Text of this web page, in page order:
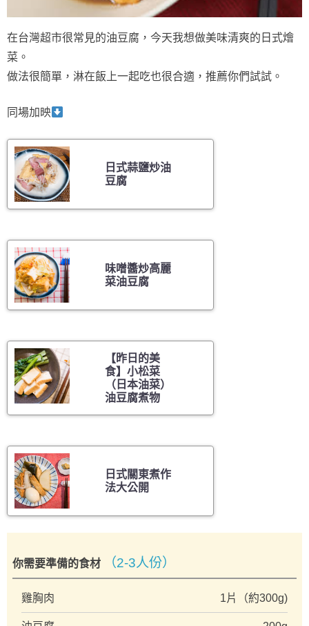
在台灣超市很常見的油豆腐，今天我想做美味清爽的日式燴
菜。
做法很簡單，淋在飯上一起吃也很合適，推薦你們試試。
同場加映
日式蒜鹽炒油
豆腐
味噌醬炒高麗
菜油豆腐
【昨日的美
食】小松菜
（日本油菜）
油豆腐煮物
日式關東煮作
法大公開
你需要準備的食材 （2-3人份）
雞胸肉 1片（約300g)